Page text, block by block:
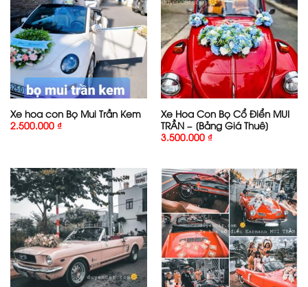
Xe hoa con Bọ Mui Trần Kem
2.500.000 ₫
Xe Hoa Con Bọ Cổ Điển MUI
TRẦN – [Bảng Giá Thuê]
3.500.000 ₫